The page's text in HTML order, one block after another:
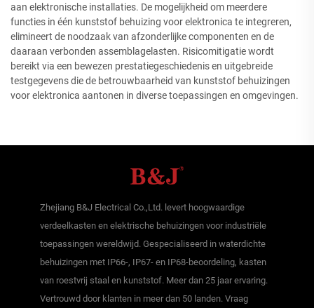
aan elektronische installaties. De mogelijkheid om meerdere
functies in één kunststof behuizing voor elektronica te integreren,
elimineert de noodzaak van afzonderlijke componenten en de
daaraan verbonden assemblagelasten. Risicomitigatie wordt
bereikt via een bewezen prestatiegeschiedenis en uitgebreide
testgegevens die de betrouwbaarheid van kunststof behuizingen
voor elektronica aantonen in diverse toepassingen en omgevingen.
Zhejiang B&J Electrical Co.,Ltd. levert hoogwaardige
verdeelkasten en elektrische behuizingen voor industriële
toepassingen wereldwijd. Gespecialiseerd in waterdichte
behuizingen met IP66-, IP67- en IP68-beoordeling, kasten
van roestvrij staal en kunststof. Meer dan 25 jaar ervaring.
Vertrouwd door klanten in meer dan 50 landen. Vraag